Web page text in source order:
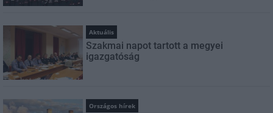
Aktuális
Szakmai napot tartott a megyei
igazgatóság
Országos hírek